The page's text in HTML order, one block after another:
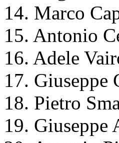
14. Marco
15. Antonio
16. Adele
17. Giuseppe
18. Pietro
19. Giuseppe